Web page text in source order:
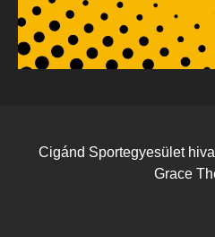
Cigánd Sportegyesület
Grace